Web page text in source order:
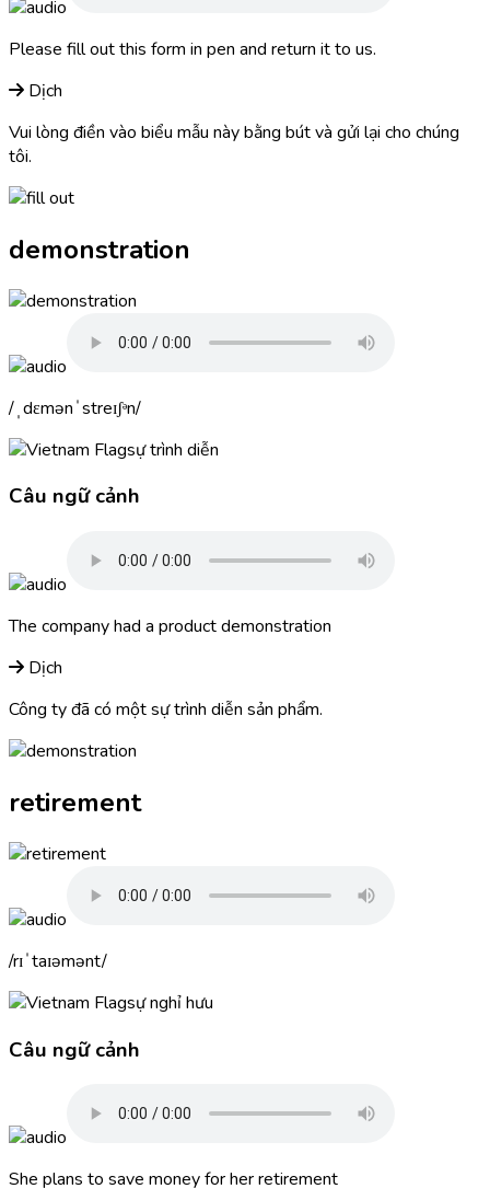
Please fill outthis form in pen and return it to us.
Dịch
Vui lòng điền vào biểu mẫu này bằng bút và gửi lại cho chúng
tôi.
demonstration
ˌdɛmənˈstreɪʃᵊn
sự trình diễn
Câu ngữ cảnh
The company had a productdemonstration
Dịch
Công ty đã có một sự trình diễn sản phẩm.
retirement
rɪˈtaɪəmənt
sự nghỉ hưu
Câu ngữ cảnh
She plans to save money for herretirement